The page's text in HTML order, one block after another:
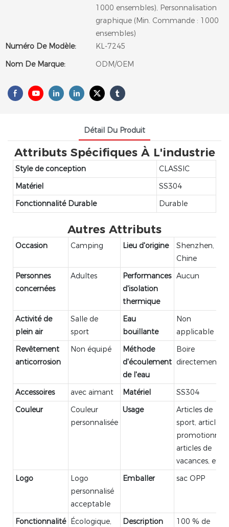
1000 ensembles), Personnalisation
graphique (Min. Commande : 1000
ensembles)
Numéro De Modèle:
KL-7245
Nom De Marque:
ODM/OEM
Détail Du Produit
Attributs Spécifiques À L'industrie
Style de conception
CLASSIC
Matériel
SS304
Fonctionnalité Durable
Durable
Autres Attributs
Occasion Camping Lieu d'origine
Shenzhen,
Chine
Personnes
concernées
Adultes
Performances
d'isolation
thermique
Aucun
Activité de
plein air
Salle de
sport
Eau
bouillante
Non
applicable
Revêtement
anticorrosion
Non équipé
Méthode
d'écoulement
de l'eau
Boire
directement
Accessoires avec aimant Matériel
SS304
Couleur
Couleur
personnalisée
Usage
Articles de
sport, articles
articles de
vacances, etc.
Logo
Logo
personnalisé
acceptable
Emballer sac OPP
Fonctionnalité Écologique, Description 100 % de